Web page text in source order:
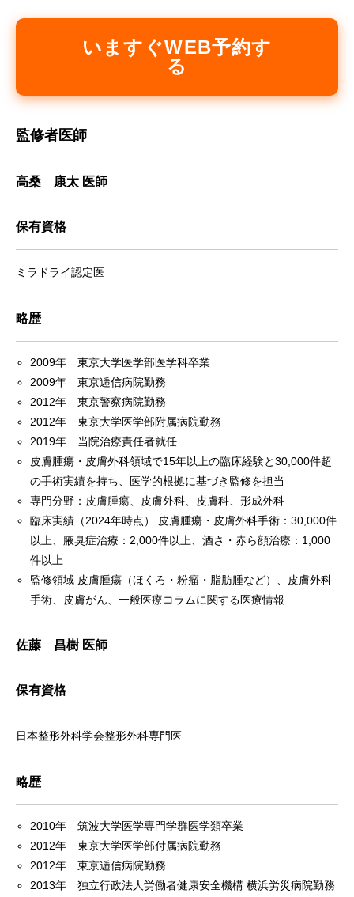
いますぐWEB予約す
る
監修者医師
高桑 康太 医師
保有資格
ミラドライ認定医
略歴
2009年 東京大学医学部医学科卒業
2009年 東京逓信病院勤務
2012年 東京警察病院勤務
2012年 東京大学医学部附属病院勤務
2019年 当院治療責任者就任
皮膚腫瘍・皮膚外科領域で15年以上の臨床経験と30,000件超
の手術実績を持ち、医学的根拠に基づき監修を担当
専門分野：皮膚腫瘍、皮膚外科、皮膚科、形成外科
臨床実績（2024年時点） 皮膚腫瘍・皮膚外科手術：30,000件
以上、腋臭症治療：2,000件以上、酒さ・赤ら顔治療：1,000
件以上
監修領域 皮膚腫瘍（ほくろ・粉瘤・脂肪腫など）、皮膚外科
手術、皮膚がん、一般医療コラムに関する医療情報
佐藤 昌樹 医師
保有資格
日本整形外科学会整形外科専門医
略歴
2010年 筑波大学医学専門学群医学類卒業
2012年 東京大学医学部付属病院勤務
2012年 東京逓信病院勤務
2013年 独立行政法人労働者健康安全機構 横浜労災病院勤務